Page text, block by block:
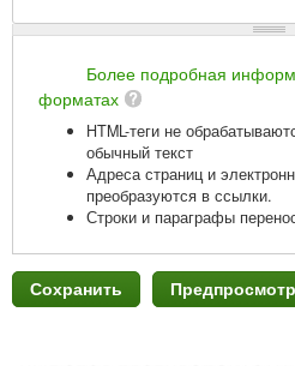
Более подробная
форматах
HTML-теги не
обычный текст
Адреса страниц и
преобразуются в ссылки.
Строки и параграфы